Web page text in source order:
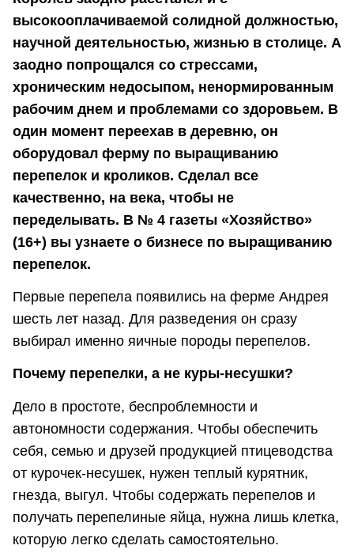
высокооплачиваемой солидной должностью,
научной деятельностью, жизнью в столице. А
заодно попрощался со стрессами,
хроническим недосыпом, ненормированным
рабочим днем и проблемами со здоровьем. В
один момент переехав в деревню, он
оборудовал ферму по выращиванию
перепелок и кроликов. Сделал все
качественно, на века, чтобы не
переделывать. В № 4 газеты «Хозяйство»
(16+) вы узнаете о бизнесе по выращиванию
перепелок.
Первые перепела появились на ферме Андрея
шесть лет назад. Для разведения он сразу
выбирал именно яичные породы перепелов.
Почему перепелки, а не куры-несушки?
Дело в простоте, беспроблемности и
автономности содержания. Чтобы обеспечить
себя, семью и друзей продукцией птицеводства
от курочек-несушек, нужен теплый курятник,
гнезда, выгул. Чтобы содержать перепелов и
получать перепелиные яйца, нужна лишь клетка,
которую легко сделать самостоятельно.